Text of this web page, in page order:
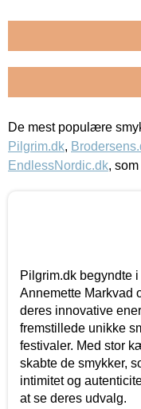
De mest populære
Pilgrim.dk,
EndlessNordic.dk,
Pilgrim.dk begyndte
Annemette Markvad
deres innovative
fremstillede unikke
festivaler. Med stor
skabte de smykker,
intimitet og
at se deres udvalg.